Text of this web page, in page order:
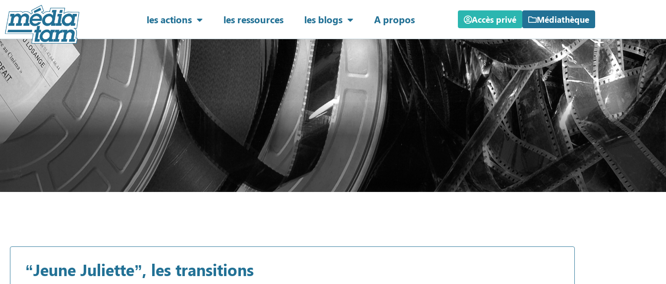
les actions les ressources les blogs A propos Accès privé Médiathèque
“Jeune Juliette”, les transitions